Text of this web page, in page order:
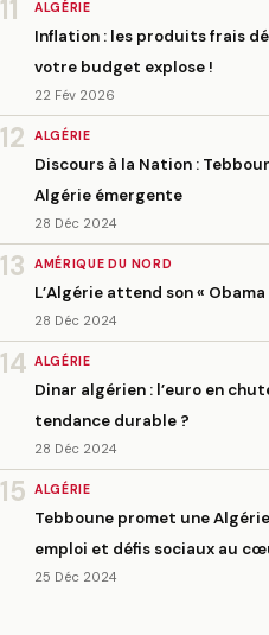
11 ALGÉRIE
Inflation : les produits frais
votre budget explose !
22 Fév 2026
12 ALGÉRIE
Discours à la Nation :
Algérie émergente
28 Déc 2024
13 AMÉRIQUE DU NORD
L’Algérie attend son «
28 Déc 2024
14 ALGÉRIE
Dinar algérien : l’euro en
tendance durable ?
28 Déc 2024
15 ALGÉRIE
Tebboune promet une
emploi et défis sociaux au
25 Déc 2024